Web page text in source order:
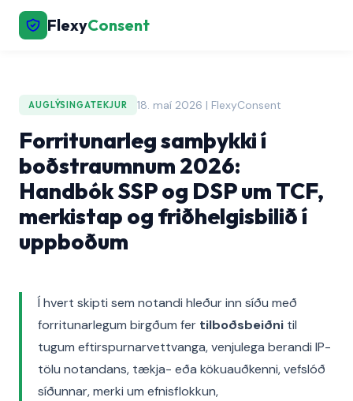
FlexyConsent
AUGLÝSINGATEKJUR 18. maí 2026 | FlexyConsent
Forritunarleg samþykki í
boðstraumnum 2026:
Handbók SSP og DSP um TCF,
merkistap og friðhelgisbilið í
uppboðum
Í hvert skipti sem notandi hleður inn síðu með
forritunarlegum birgðum fer tilboðsbeiðni til
tugum eftirspurnarvettvanga, venjulega berandi IP-
tölu notandans, tækja- eða kökuauðkenni, vefslóð
síðunnar, merki um efnisflokkun,